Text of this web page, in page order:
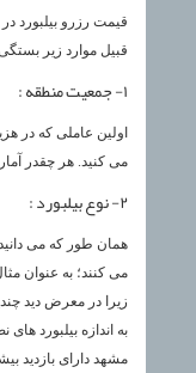
قیمت رزرو بیلبورد
قبیل موارد زیر
۱- جمعیت منطقه :
اولین عاملی که در
می کنید. هر چقدر
۲- نوع بیلبورد :
همان طور که می دانید
می کنند؛ به عنوان
زیرا در معرض دید
به اندازه بیلبورد
مشهد دارای بازدید